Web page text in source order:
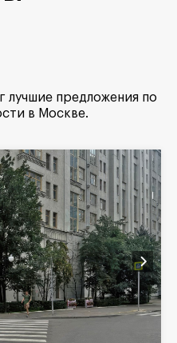
лучшие предложения по
в Москве.